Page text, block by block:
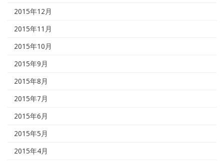
2015年12月
2015年11月
2015年10月
2015年9月
2015年8月
2015年7月
2015年6月
2015年5月
2015年4月